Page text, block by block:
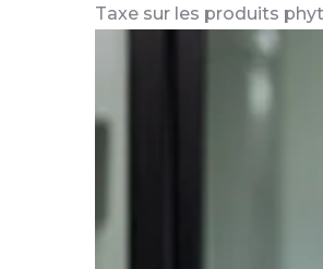
Taxe sur les produits